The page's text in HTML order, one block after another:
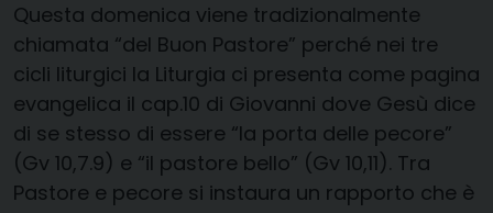
Questa domenica viene tradizionalmente
chiamata “del Buon Pastore” perché nei tre
cicli liturgici la Liturgia ci presenta come pagina
evangelica il cap.10 di Giovanni dove Gesù dice
di se stesso di essere “la porta delle pecore”
(Gv 10,7.9) e “il pastore bello” (Gv 10,11). Tra
Pastore e pecore si instaura un rapporto che è